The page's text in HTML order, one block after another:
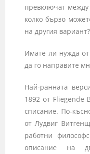
превключат
колко бързо
на другия вариант?
Имате ли нужда
да го направите
Най-ранната
1892 от Fliegende
списание. По-
от Лудвиг
работни
описание на